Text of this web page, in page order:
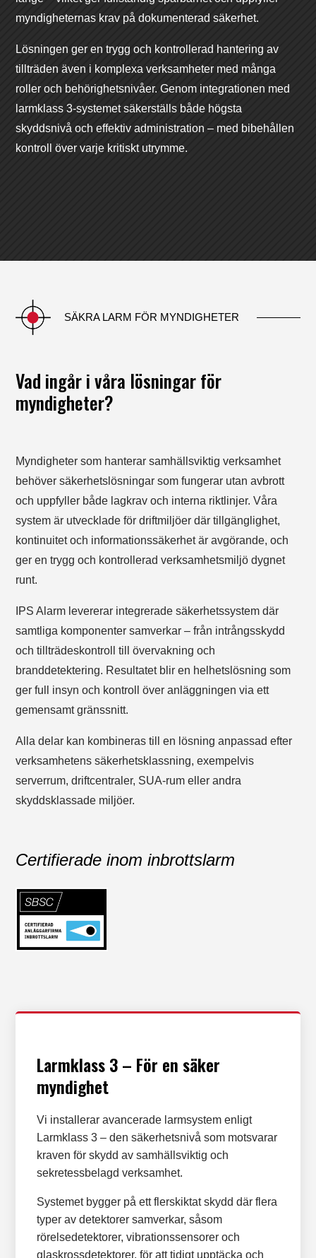
myndigheternas krav på dokumenterad säkerhet.
Lösningen ger en trygg och kontrollerad hantering av
tillträden även i komplexa verksamheter med många
roller och behörighetsnivåer. Genom integrationen med
larmklass 3-systemet säkerställs både högsta
skyddsnivå och effektiv administration – med bibehållen
kontroll över varje kritiskt utrymme.
SÄKRA LARM FÖR MYNDIGHETER
Vad ingår i våra lösningar för
myndigheter?
Myndigheter som hanterar samhällsviktig verksamhet
behöver säkerhetslösningar som fungerar utan avbrott
och uppfyller både lagkrav och interna riktlinjer. Våra
system är utvecklade för driftmiljöer där tillgänglighet,
kontinuitet och informationssäkerhet är avgörande, och
ger en trygg och kontrollerad verksamhetsmiljö dygnet
runt.
IPS Alarm levererar integrerade säkerhetssystem där
samtliga komponenter samverkar – från intrångsskydd
och tillträdeskontroll till övervakning och
branddetektering. Resultatet blir en helhetslösning som
ger full insyn och kontroll över anläggningen via ett
gemensamt gränssnitt.
Alla delar kan kombineras till en lösning anpassad efter
verksamhetens säkerhetsklassning, exempelvis
serverrum, driftcentraler, SUA-rum eller andra
skyddsklassade miljöer.
Certifierade inom inbrottslarm
Larmklass 3 – För en säker
myndighet
Vi installerar avancerade larmsystem enligt
Larmklass 3 – den säkerhetsnivå som motsvarar
kraven för skydd av samhällsviktig och
sekretessbelagd verksamhet.
Systemet bygger på ett flerskiktat skydd där flera
typer av detektorer samverkar, såsom
rörelsedetektorer, vibrationssensorer och
glaskrossdetektorer, för att tidigt upptäcka och